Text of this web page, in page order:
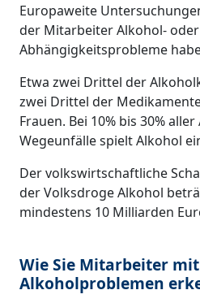
Europaweite
der Mitarbeiter Alkohol-
Abhängigkeitsprobleme
Etwa zwei Drittel der
zwei Drittel der
Frauen. Bei 10% bis 30%
Wegeunfälle spielt Alkohol
Der volkswirtschaftliche
der Volksdroge Alkohol
mindestens 10 Milliarden
Wie Sie Mitarbeiter mit
Alkoholproblemen